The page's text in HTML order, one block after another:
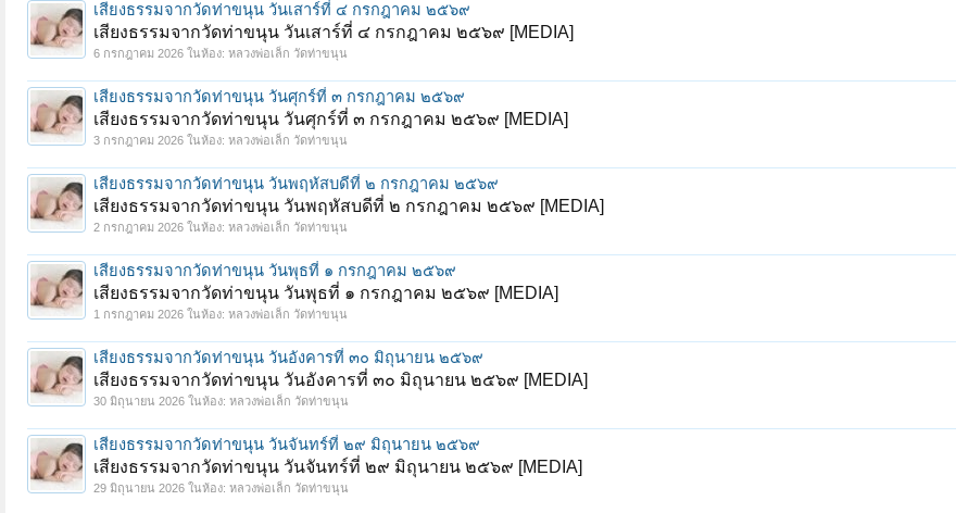
เสียงธรรมจากวัดท่าขนุน วันเสาร์ที่ ๔ กรกฎาคม ๒๕๖๙
เสียงธรรมจากวัดท่าขนุน วันเสาร์ที่ ๔ กรกฎาคม ๒๕๖๙ [MEDIA]
6 กรกฎาคม 2026 ในห้อง: หลวงพ่อเล็ก วัดท่าขนุน
เสียงธรรมจากวัดท่าขนุน วันศุกร์ที่ ๓ กรกฎาคม ๒๕๖๙
เสียงธรรมจากวัดท่าขนุน วันศุกร์ที่ ๓ กรกฎาคม ๒๕๖๙ [MEDIA]
3 กรกฎาคม 2026 ในห้อง: หลวงพ่อเล็ก วัดท่าขนุน
เสียงธรรมจากวัดท่าขนุน วันพฤหัสบดีที่ ๒ กรกฎาคม ๒๕๖๙
เสียงธรรมจากวัดท่าขนุน วันพฤหัสบดีที่ ๒ กรกฎาคม ๒๕๖๙ [MEDIA]
2 กรกฎาคม 2026 ในห้อง: หลวงพ่อเล็ก วัดท่าขนุน
เสียงธรรมจากวัดท่าขนุน วันพุธที่ ๑ กรกฎาคม ๒๕๖๙
เสียงธรรมจากวัดท่าขนุน วันพุธที่ ๑ กรกฎาคม ๒๕๖๙ [MEDIA]
1 กรกฎาคม 2026 ในห้อง: หลวงพ่อเล็ก วัดท่าขนุน
เสียงธรรมจากวัดท่าขนุน วันอังคารที่ ๓๐ มิถุนายน ๒๕๖๙
เสียงธรรมจากวัดท่าขนุน วันอังคารที่ ๓๐ มิถุนายน ๒๕๖๙ [MEDIA]
30 มิถุนายน 2026 ในห้อง: หลวงพ่อเล็ก วัดท่าขนุน
เสียงธรรมจากวัดท่าขนุน วันจันทร์ที่ ๒๙ มิถุนายน ๒๕๖๙
เสียงธรรมจากวัดท่าขนุน วันจันทร์ที่ ๒๙ มิถุนายน ๒๕๖๙ [MEDIA]
29 มิถุนายน 2026 ในห้อง: หลวงพ่อเล็ก วัดท่าขนุน